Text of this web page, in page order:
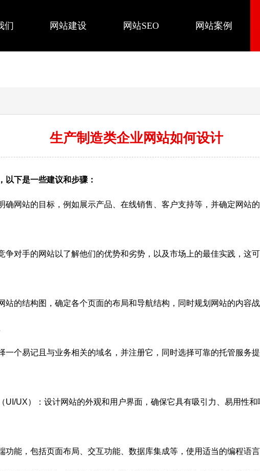
们 网站建设 网站SEO 网站案例
生产制造类企业网站如何设计
以下是一些建议和步骤：
确网站的目标，例如展示产品、在线销售、客户支持等，并确定网站
争对手的网站以了解他们的优势和劣势，以及市场上的最佳实践，这
站的结构图，确定各个页面的布局和导航结构，同时规划网站的内容
一个易记且与业务相关的域名，并注册它，同时选择可靠的托管服务
UI/UX）：设计网站的外观和用户界面，确保它具有吸引力、易用性
功能，包括页面布局、交互功能、数据库集成等，使用适当的编程语